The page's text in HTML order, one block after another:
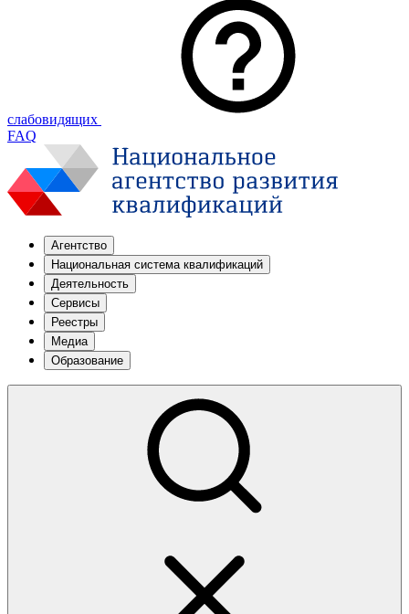
слабовидящих
FAQ
Агентство
Национальная система квалификаций
Деятельность
Сервисы
Реестры
Медиа
Образование